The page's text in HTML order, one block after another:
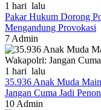
1 hari lalu
Pakar Hukum Dorong
Mengandung Provokasi
7 Admin
1 hari lalu
35.936 Anak Muda
Jangan Cuma Jadi
10 Admin